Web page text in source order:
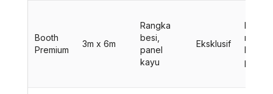
Booth
Premium
3m x 6m
Rangka
besi,
panel
kayu
Eksklusif
LCD
rak
karpet